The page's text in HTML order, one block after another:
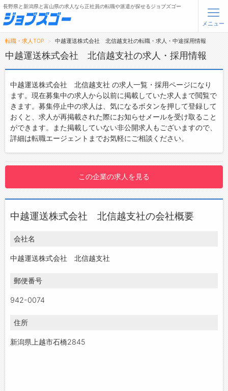
無料会員登録 ログイン
メニュー
トップ
詳細情報で求人を探す
転職支援サービスについて
転職ノウハウ(応募書類の書き方・面接対策など)
お問い合わせ
よくあるご質問
長野県と新潟県と富山県の求人なら正社員の転職や派遣が探せるジョブズゴー
メニュー
転職・求人TOP 中越運送株式会社 北信越支社の転職・求人・中途採用情報
中越運送株式会社 北信越支社の求人・採用情報
中越運送株式会社 北信越支社 の求人一覧・採用ページになり
ます。現在募集中の求人から以前に掲載していた求人まで閲覧で
きます。募集停止中の求人は、気になるボタンを押して登録して
おくと、求人が再掲載された際にお知らせメールを受け取ること
ができます。また掲載していない非公開求人もございますので、
詳細は転職エージェントまでお気軽にご相談ください。
この企業の求人を見る
中越運送株式会社 北信越支社の会社概要
会社名
中越運送株式会社 北信越支社
郵便番号
942-0074
住所
新潟県上越市石橋2845